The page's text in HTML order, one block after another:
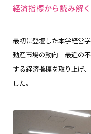
経済指標から読み解
最初に登壇した本学経営
動産市場の動向－最近の
する経済指標を取り上げ
した。